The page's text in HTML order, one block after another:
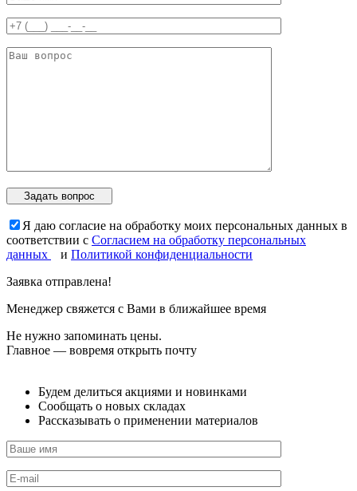
Я даю согласие на обработку моих персональных данных в
соответствии с Согласием на обработку персональных
данных
и Политикой конфиденциальности
Заявка отправлена!
Менеджер свяжется с Вами в ближайшее время
Не нужно запоминать цены.
Главное — вовремя открыть почту
Будем делиться акциями и новинками
Сообщать о новых складах
Рассказывать о применении материалов